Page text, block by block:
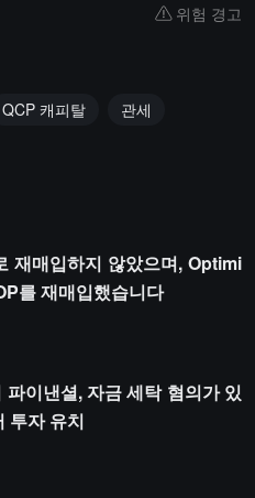
위험 경고
QCP 캐피탈 관세
재매입하지 않았으며, Optimi
를 재매입했습니다
이낸셜, 자금 세탁 혐의가 있
투자 유치